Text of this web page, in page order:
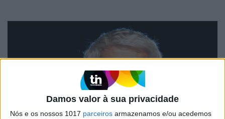
Damos valor à sua privacidade
Nós e os nossos 1017 parceiros armazenamos e/ou acedemos